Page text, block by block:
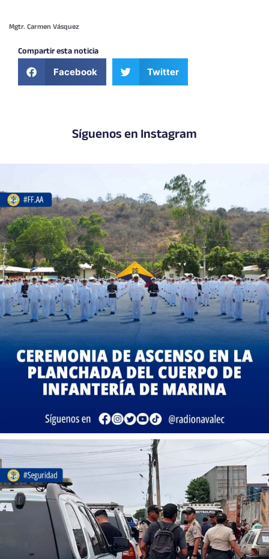
Mgtr. Carmen Vásquez
Compartir esta noticia
Facebook Twitter
Síguenos en Instagram